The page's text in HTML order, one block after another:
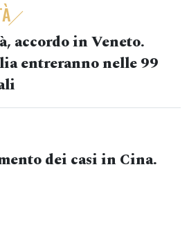
accordo in Veneto.
entreranno nelle 99
dei casi in Cina.